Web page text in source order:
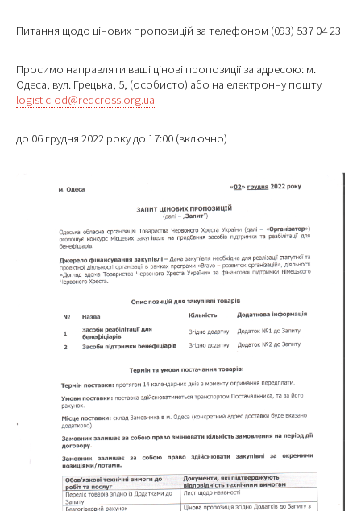
Питання щодо цінових пропозицій за телефоном (093) 537 04 23
Просимо направляти ваші цінові пропозиції за адресою: м.
Одеса, вул. Грецька, 5, (особисто) або на електронну пошту
logistic-od@redcross.org.ua
до 06 грудня 2022 року до 17:00 (включно)